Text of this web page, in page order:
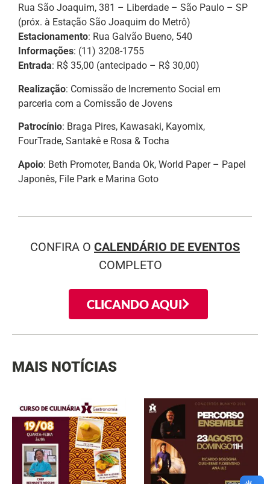
Rua São Joaquim, 381 – Liberdade – São Paulo – SP
(próx. à Estação São Joaquim do Metrô)
Estacionamento: Rua Galvão Bueno, 540
Informações: (11) 3208-1755
Entrada: R$ 35,00 (antecipado – R$ 30,00)
Realização: Comissão de Incremento Social em
parceria com a Comissão de Jovens
Patrocínio: Braga Pires, Kawasaki, Kayomix,
FourTrade, Santakê e Rosa & Tocha
Apoio: Beth Promoter, Banda Ok, World Paper – Papel
Japonês, File Park e Marina Goto
CONFIRA O CALENDÁRIO DE EVENTOS
COMPLETO
CLICANDO AQUI
MAIS NOTÍCIAS